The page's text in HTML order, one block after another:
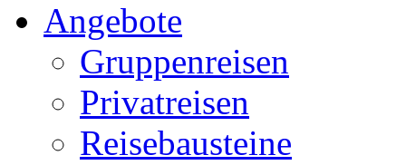
Angebote
Gruppenreisen
Privatreisen
Reisebausteine